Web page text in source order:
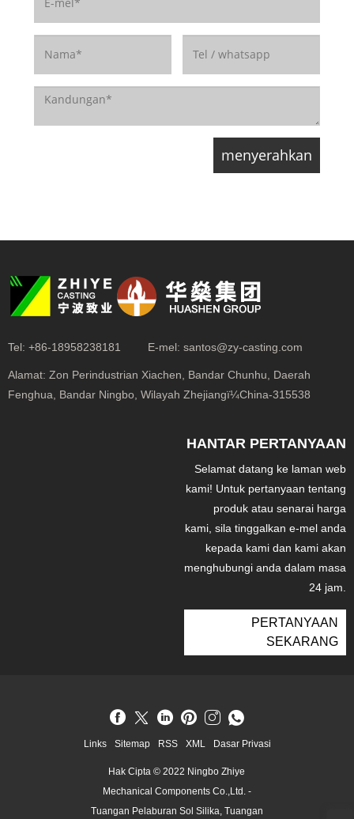
Tel: +86-18958238181 E-mel: santos@zy-casting.com
Alamat: Zon Perindustrian Xiachen, Bandar Chunhu, Daerah
Fenghua, Bandar Ningbo, Wilayah Zhejiangï¼China-315538
HANTAR PERTANYAAN
Selamat datang ke laman web
kami! Untuk pertanyaan tentang
produk atau senarai harga
kami, sila tinggalkan e-mel anda
kepada kami dan kami akan
menghubungi anda dalam masa
24 jam.
PERTANYAAN
SEKARANG
Links Sitemap RSS XML Dasar Privasi
Hak Cipta © 2022 Ningbo Zhiye
Mechanical Components Co.,Ltd. -
Tuangan Pelaburan Sol Silika, Tuangan